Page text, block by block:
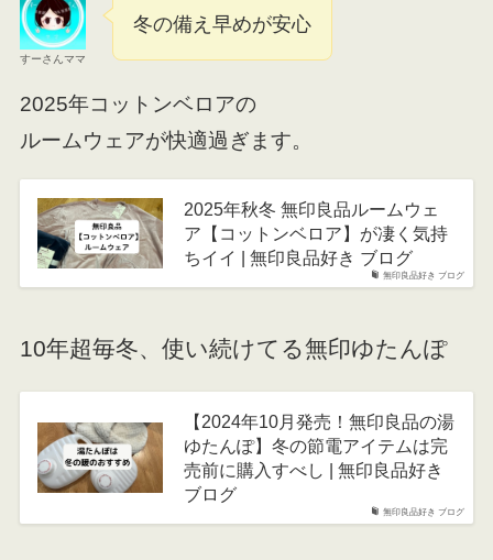
すーさんママ
冬の備え早めが安心
2025年コットンベロアの
ルームウェアが快適過ぎます。
無印良品好き ブログ
2025年秋冬 無印良品ルームウェ
ア【コットンベロア】が凄く気持
ちイイ | 無印良品好き ブログ
10年超毎冬、使い続けてる無印ゆたんぽ
無印良品好き ブログ
【2024年10月発売！無印良品の湯
ゆたんぽ】冬の節電アイテムは完
売前に購入すべし | 無印良品好き
ブログ